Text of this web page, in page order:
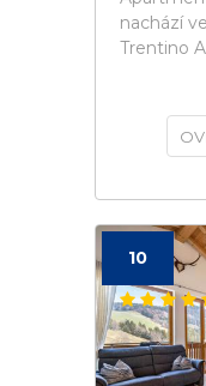
nachází
Trentino
10